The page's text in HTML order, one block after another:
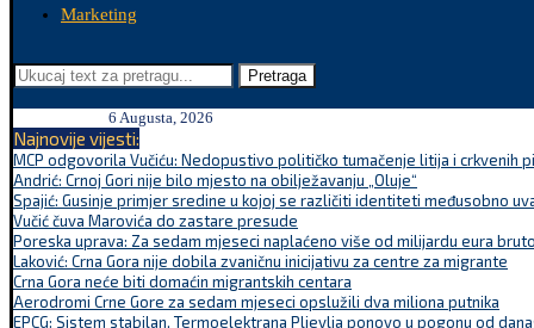
Marketing
Pretraga
6 Augusta, 2026
Najnovije vijesti:
MCP odgovorila Vučiću: Nedopustivo političko tumačenje litija i crkvenih
Andrić: Crnoj Gori nije bilo mjesto na obilježavanju „Oluje“
Spajić: Gusinje primjer sredine u kojoj se različiti identiteti međusobno
Vučić čuva Marovića do zastare presude
Poreska uprava: Za sedam mjeseci naplaćeno više od milijardu eura
Laković: Crna Gora nije dobila zvaničnu inicijativu za centre za migrante
Crna Gora neće biti domaćin migrantskih centara
Aerodromi Crne Gore za sedam mjeseci opslužili dva miliona putnika
EPCG: Sistem stabilan, Termoelektrana Pljevlja ponovo u pogonu od